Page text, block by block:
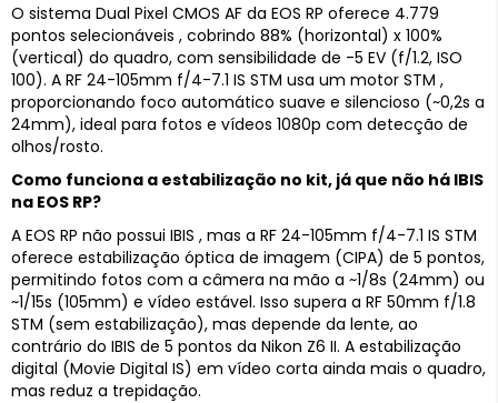
O sistema Dual Pixel CMOS AF da EOS RP oferece 4.779
pontos selecionáveis , cobrindo 88% (horizontal) x 100%
(vertical) do quadro, com sensibilidade de -5 EV (f/1.2, ISO
100). A RF 24-105mm f/4-7.1 IS STM usa um motor STM ,
proporcionando foco automático suave e silencioso (~0,2s a
24mm), ideal para fotos e vídeos 1080p com detecção de
olhos/rosto.
Como funciona a estabilização no kit, já que não há IBIS
na EOS RP?
A EOS RP não possui IBIS , mas a RF 24-105mm f/4-7.1 IS STM
oferece estabilização óptica de imagem (CIPA) de 5 pontos,
permitindo fotos com a câmera na mão a ~1/8s (24mm) ou
~1/15s (105mm) e vídeo estável. Isso supera a RF 50mm f/1.8
STM (sem estabilização), mas depende da lente, ao
contrário do IBIS de 5 pontos da Nikon Z6 II. A estabilização
digital (Movie Digital IS) em vídeo corta ainda mais o quadro,
mas reduz a trepidação.